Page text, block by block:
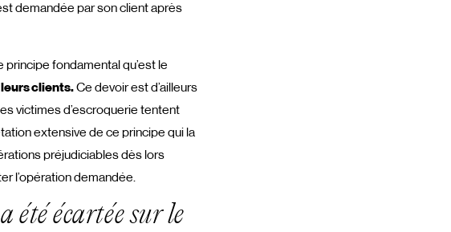
demandée par son client après
principe fondamental qu’est le
leurs clients.Ce devoir est d’ailleurs
victimes d’escroquerie tentent
extensive de ce principe qui la
préjudiciables dès lors
l’opération demandée.
été écartée sur le